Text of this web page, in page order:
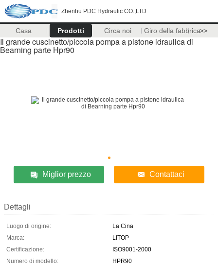
Zhenhu PDC Hydraulic CO.,LTD
Casa Prodotti Circa noi Giro della fabbrica>>
Il grande cuscinetto/piccola pompa a pistone idraulica di
Bearning parte Hpr90
Miglior prezzo Contattaci
Dettagli
Luogo di origine:
La Cina
Marca:
LITOP
Certificazione:
ISO9001-2000
Numero di modello:
HPR90